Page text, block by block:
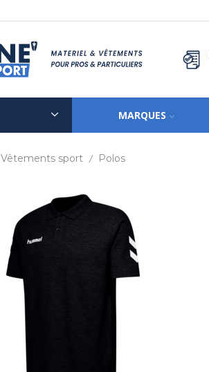
MARQUES
Vêtements sport / Polos